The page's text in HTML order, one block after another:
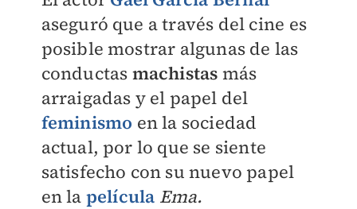
aseguró que a través del cine es
posible mostrar algunas de las
conductas machistas más
arraigadas y el papel del
feminismo en la sociedad
actual, por lo que se siente
satisfecho con su nuevo papel
en la película Ema.